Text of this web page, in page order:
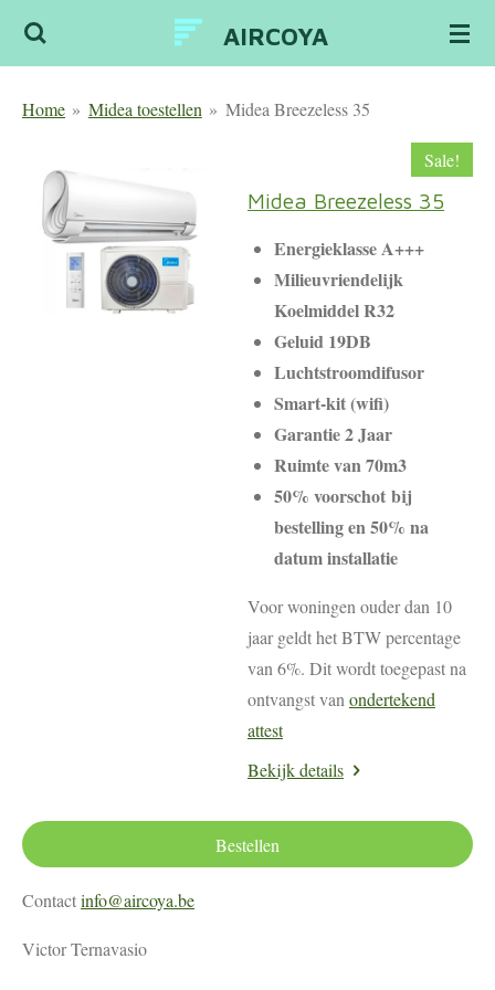
Ga
de
AIRCOYA
Home » Midea toestellen » Midea Breezeless 35
Sale!
Midea Breezeless 35
Energieklasse A+++
Milieuvriendelijk
Koelmiddel R32
Geluid 19DB
Luchtstroomdifusor
Smart-kit (wifi)
Garantie 2 Jaar
Ruimte van 70m3
50% voorschot bij
bestelling en 50% na
datum installatie
Voor woningen ouder dan 10
jaar geldt het BTW percentage
van 6%. Dit wordt toegepast na
ontvangst van ondertekend
attest
Bekijk details
Bestellen
Contactinfo@aircoya.be
Victor Ternavasio